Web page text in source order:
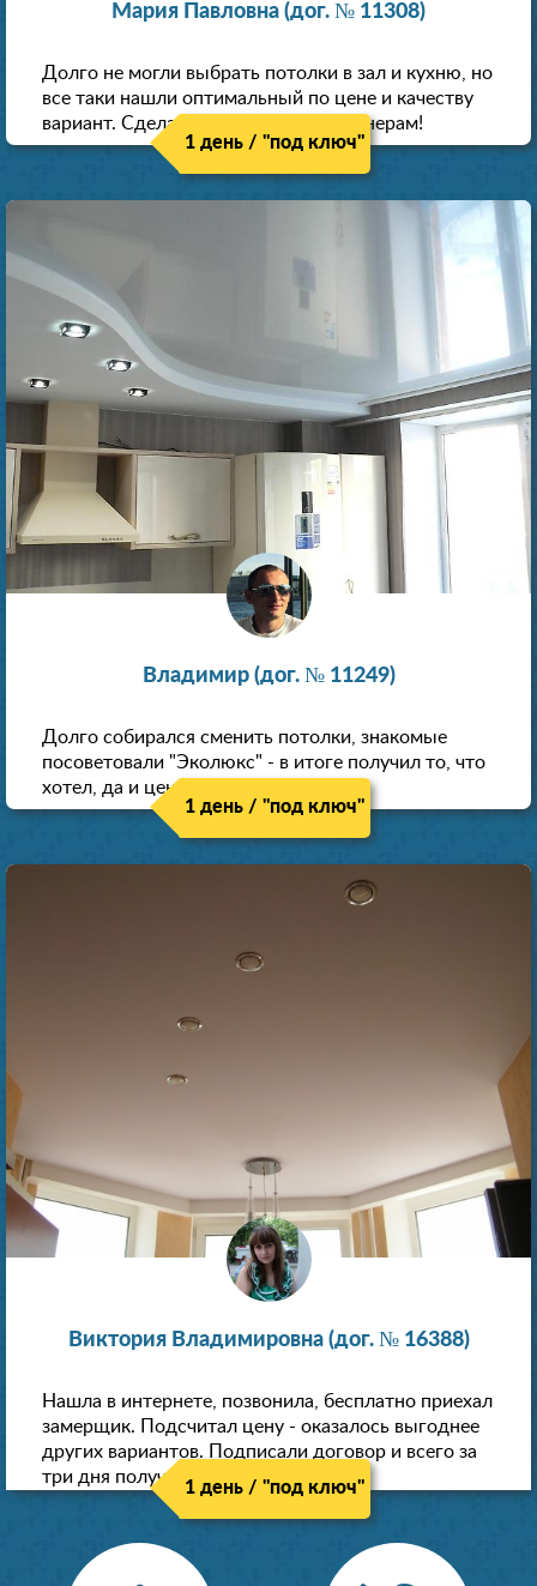
Мария Павловна (дог. № 11308)
Долго не могли выбрать потолки в зал и кухню, но
все таки нашли оптимальный по цене и качеству
вариант. Сделали скидку как пенсионерам!
1 день / "под ключ"
Владимир (дог. № 11249)
Долго собирался сменить потолки, знакомые
посоветовали "Эколюкс" - в итоге получил то, что
хотел, да и цена нормальная.
1 день / "под ключ"
Виктория Владимировна (дог. № 16388)
Нашла в интернете, позвонила, бесплатно приехал
замерщик. Подсчитал цену - оказалось выгоднее
других вариантов. Подписали договор и всего за
три дня получили новые потолки!
1 день / "под ключ"